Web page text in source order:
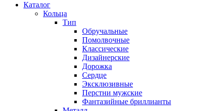
Каталог
Кольца
Тип
Обручальные
Помолвочные
Классические
Дизайнерские
Дорожка
Сердце
Эксклюзивные
Перстни мужские
Фантазийные бриллианты